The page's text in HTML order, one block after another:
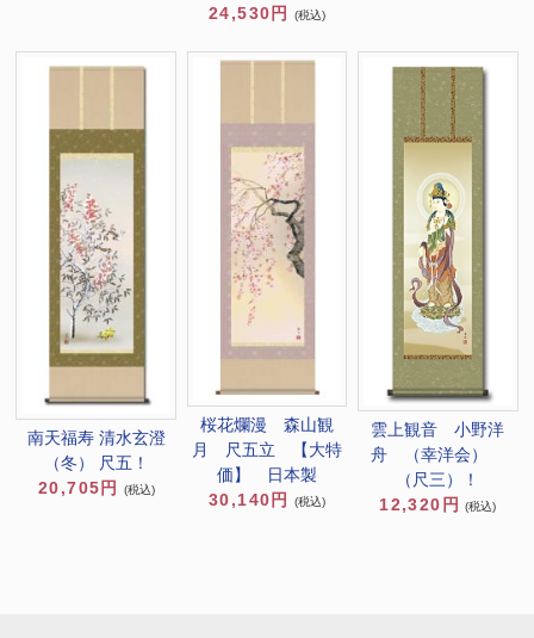
24,530円
(税込)
南天福寿 清水玄澄
（冬） 尺五！
20,705円
(税込)
桜花爛漫 森山観
月 尺五立 【大特
価】 日本製
30,140円
(税込)
雲上観音 小野洋
舟 （幸洋会）
（尺三）！
12,320円
(税込)